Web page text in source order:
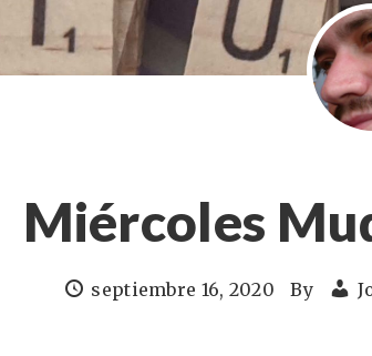
Miércoles
septiembre 16, 2020 By